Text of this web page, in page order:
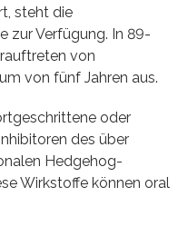
steht die
zur Verfügung. In 89-
von
von fünf Jahren aus.
oder
des über
Hedgehog-
Wirkstoffe können oral